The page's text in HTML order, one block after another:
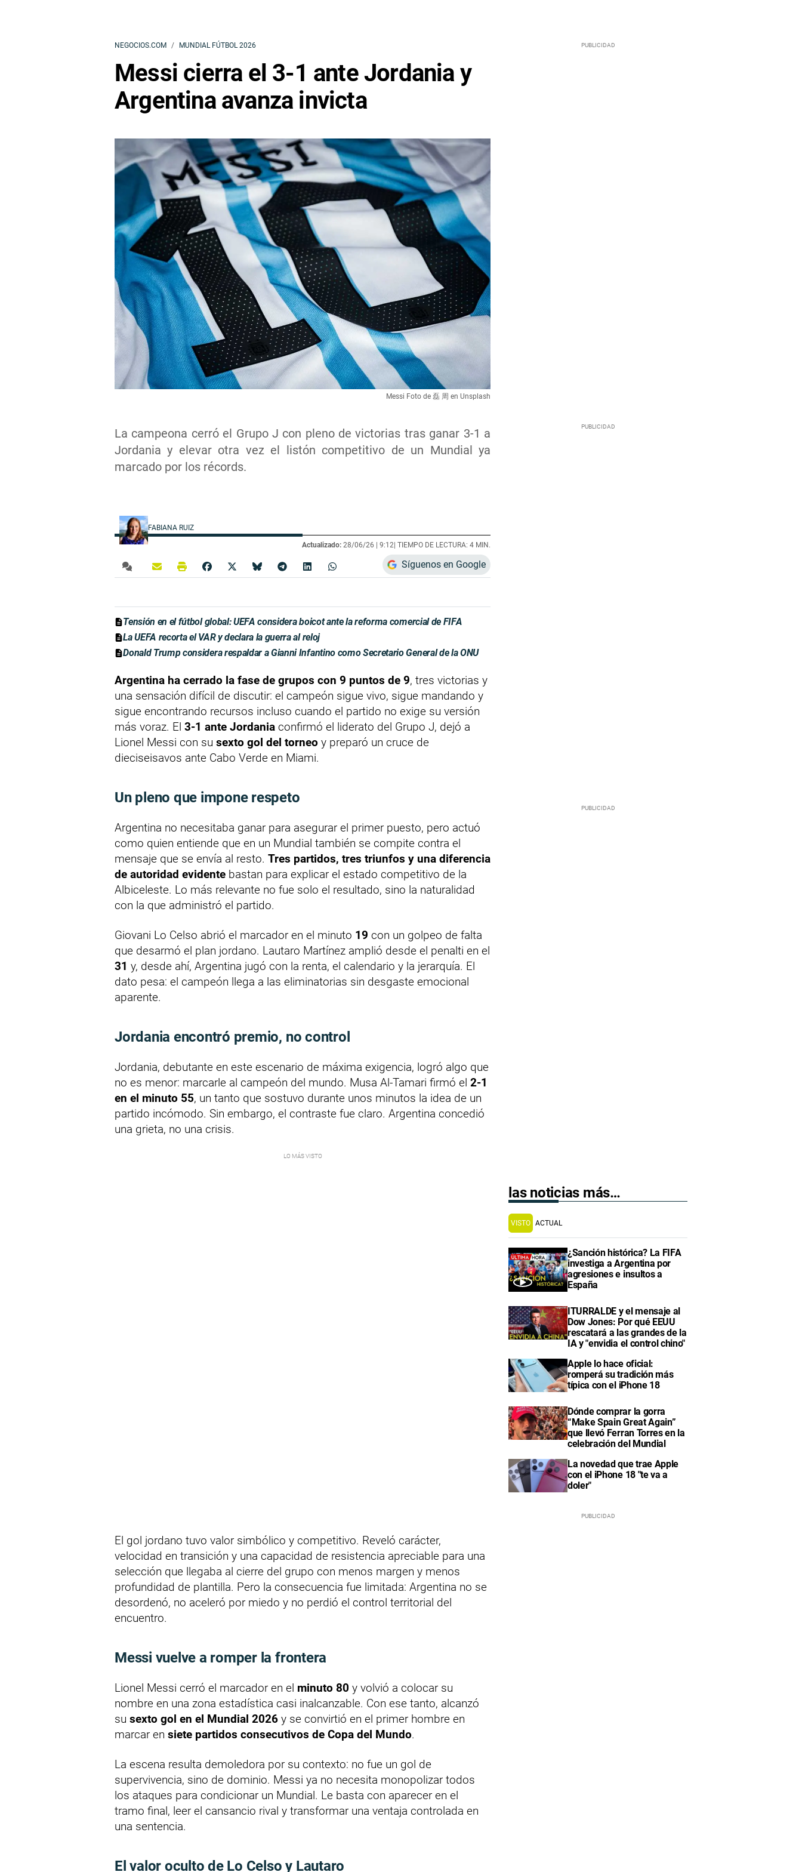
NEGOCIOS.COM MUNDIAL FÚTBOL 2026
Messi cierra el 3-1 ante Jordania y
Argentina avanza invicta
La campeona cerró el Grupo J con pleno de victorias tras ganar 3-1 a
Jordania y elevar otra vez el listón competitivo de un Mundial ya
marcado por los récords.
Messi Foto de 磊 周 en Unsplash
FABIANA RUIZ
Actualizado: 28/06/26 | 9:12 | TIEMPO DE LECTURA: 4 MIN.
Síguenos en Google
Tensión en el fútbol global: UEFA considera boicot ante la reforma comercial de FIFA
La UEFA recorta el VAR y declara la guerra al reloj
Donald Trump considera respaldar a Gianni Infantino como Secretario General de la ONU
Argentina ha cerrado la fase de grupos con 9 puntos de 9, tres victorias y
una sensación difícil de discutir: el campeón sigue vivo, sigue mandando y
sigue encontrando recursos incluso cuando el partido no exige su versión
más voraz. El 3-1 ante Jordania confirmó el liderato del Grupo J, dejó a
Lionel Messi con su sexto gol del torneo y preparó un cruce de
dieciseisavos ante Cabo Verde en Miami.
Un pleno que impone respeto
Argentina no necesitaba ganar para asegurar el primer puesto, pero actuó
como quien entiende que en un Mundial también se compite contra el
mensaje que se envía al resto. Tres partidos, tres triunfos y una diferencia
de autoridad evidente bastan para explicar el estado competitivo de la
Albiceleste. Lo más relevante no fue solo el resultado, sino la naturalidad
con la que administró el partido.
Giovani Lo Celso abrió el marcador en el minuto 19 con un golpeo de falta
que desarmó el plan jordano. Lautaro Martínez amplió desde el penalti en el
31 y, desde ahí, Argentina jugó con la renta, el calendario y la jerarquía. El
dato pesa: el campeón llega a las eliminatorias sin desgaste emocional
aparente.
Jordania encontró premio, no control
Jordania, debutante en este escenario de máxima exigencia, logró algo que
no es menor: marcarle al campeón del mundo. Musa Al-Tamari firmó el 2-1
en el minuto 55, un tanto que sostuvo durante unos minutos la idea de un
partido incómodo. Sin embargo, el contraste fue claro. Argentina concedió
una grieta, no una crisis.
El gol jordano tuvo valor simbólico y competitivo. Reveló carácter,
velocidad en transición y una capacidad de resistencia apreciable para una
selección que llegaba al cierre del grupo con menos margen y menos
profundidad de plantilla. Pero la consecuencia fue limitada: Argentina no se
desordenó, no aceleró por miedo y no perdió el control territorial del
encuentro.
Messi vuelve a romper la frontera
Lionel Messi cerró el marcador en el minuto 80 y volvió a colocar su
nombre en una zona estadística casi inalcanzable. Con ese tanto, alcanzó
su sexto gol en el Mundial 2026 y se convirtió en el primer hombre en
marcar en siete partidos consecutivos de Copa del Mundo.
La escena resulta demoledora por su contexto: no fue un gol de
supervivencia, sino de dominio. Messi ya no necesita monopolizar todos
los ataques para condicionar un Mundial. Le basta con aparecer en el
tramo final, leer el cansancio rival y transformar una ventaja controlada en
una sentencia.
El valor oculto de Lo Celso y Lautaro
las noticias más…
VISTO ACTUAL
¿Sanción histórica? La FIFA
investiga a Argentina por
agresiones e insultos a
España
ITURRALDE y el mensaje al
Dow Jones: Por qué EEUU
rescatará a las grandes de la
IA y "envidia el control chino"
Apple lo hace oficial:
romperá su tradición más
típica con el iPhone 18
Dónde comprar la gorra
“Make Spain Great Again”
que llevó Ferran Torres en la
celebración del Mundial
La novedad que trae Apple
con el iPhone 18 "te va a
doler"